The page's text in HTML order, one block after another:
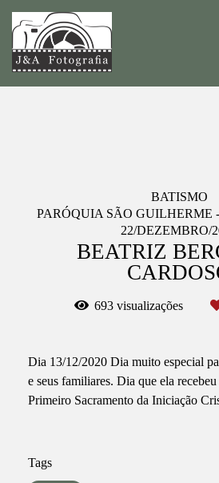
BATISMO
PARÓQUIA SÃO GUILHERME
22/DEZEMBRO/
BEATRIZ
693 visualizações
Dia 13/12/2020 Dia muito especial
e seus familiares. Dia que ela
Primeiro Sacramento da Iniciação
Tags